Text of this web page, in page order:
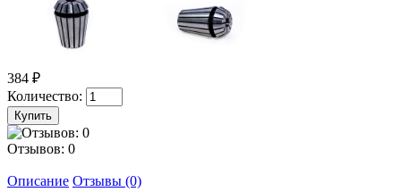
384 ₽
Количество:
Отзывов: 0
Описание Отзывы (0)